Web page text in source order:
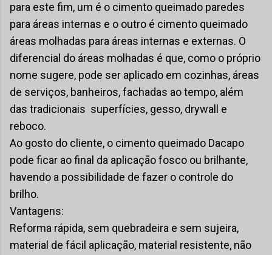
para este fim, um é o cimento queimado paredes
para áreas internas e o outro é cimento queimado
áreas molhadas para áreas internas e externas. O
diferencial do áreas molhadas é que, como o próprio
nome sugere, pode ser aplicado em cozinhas, áreas
de serviços, banheiros, fachadas ao tempo, além
das tradicionais superfícies, gesso, drywall e
reboco.
Ao gosto do cliente, o cimento queimado Dacapo
pode ficar ao final da aplicação fosco ou brilhante,
havendo a possibilidade de fazer o controle do
brilho.
Vantagens:
Reforma rápida, sem quebradeira e sem sujeira,
material de fácil aplicação, material resistente, não